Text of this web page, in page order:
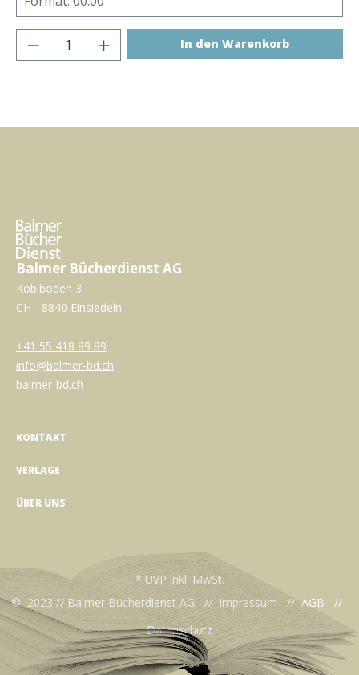
Produkt Anzahl: Gib den gewünschten
In den Warenkorb
Balmer Bücherdienst AG
Kobiboden 3
CH - 8840 Einsiedeln
+41 55 418 89 89
info@balmer-bd.ch
balmer-bd.ch
KONTAKT
VERLAGE
ÜBER UNS
* UVP inkl. MwSt.
© 2023 // Balmer Bücherdienst AG // Impressum // AGB //
Datenschutz